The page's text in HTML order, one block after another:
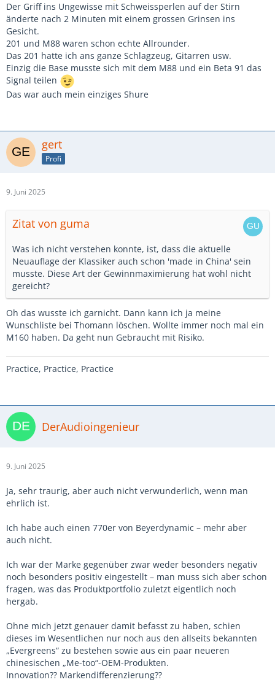
Der Griff ins Ungewisse mit Schweissperlen auf der Stirn
änderte nach 2 Minuten mit einem grossen Grinsen ins
Gesicht.
201 und M88 waren schon echte Allrounder.
Das 201 hatte ich ans ganze Schlagzeug, Gitarren usw.
Einzig die Base musste sich mit dem M88 und ein Beta 91 das
Signal teilen
Das war auch mein einziges Shure
gert
Profi
9. Juni 2025
Zitat von guma
Was ich nicht verstehen konnte, ist, dass die aktuelle
Neuauflage der Klassiker auch schon 'made in China' sein
musste. Diese Art der Gewinnmaximierung hat wohl nicht
gereicht?
Oh das wusste ich garnicht. Dann kann ich ja meine
Wunschliste bei Thomann löschen. Wollte immer noch mal ein
M160 haben. Da geht nun Gebraucht mit Risiko.
Practice, Practice, Practice
DerAudioingenieur
9. Juni 2025
Ja, sehr traurig, aber auch nicht verwunderlich, wenn man
ehrlich ist.
Ich habe auch einen 770er von Beyerdynamic – mehr aber
auch nicht.
Ich war der Marke gegenüber zwar weder besonders negativ
noch besonders positiv eingestellt – man muss sich aber schon
fragen, was das Produktportfolio zuletzt eigentlich noch
hergab.
Ohne mich jetzt genauer damit befasst zu haben, schien
dieses im Wesentlichen nur noch aus den allseits bekannten
„Evergreens“ zu bestehen sowie aus ein paar neueren
chinesischen „Me-too“-OEM-Produkten.
Innovation?? Markendifferenzierung??